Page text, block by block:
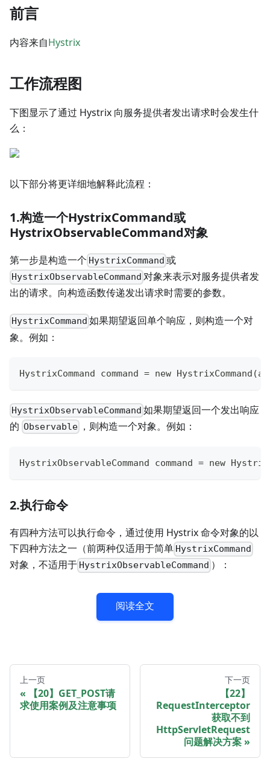
前言
内容来自Hystrix
工作流程图
下图显示了通过 Hystrix 向服务提供者发出请求时会发生什
么：
以下部分将更详细地解释此流程：
1.构造一个HystrixCommand或
HystrixObservableCommand对象
第一步是构造一个 HystrixCommand 或
HystrixObservableCommand 对象来表示对服务提供者发
出的请求。向构造函数传递发出请求时需要的参数。
HystrixCommand 如果期望返回单个响应，则构造一个对
象。例如：
HystrixCommand command = new
HystrixObservableCommand 如果期望返回一个发出响应
的 Observable ，则构造一个对象。例如：
HystrixObservableCommand command = new
2.执行命令
有四种方法可以执行命令，通过使用 Hystrix 命令对象的以
下四种方法之一（前两种仅适用于简单 HystrixCommand
对象，不适用于 HystrixObservableCommand ）：
阅读全文
上一页
【20】GET_POST请
求使用案例及注意事项
下一页
【22】
RequestInterceptor
获取不到
HttpServletRequest
问题解决方案